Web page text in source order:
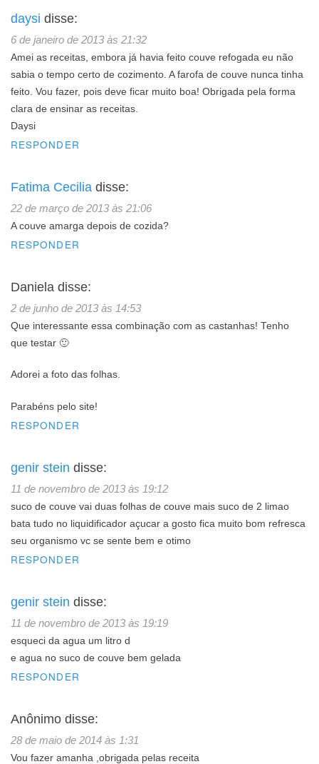
daysi disse:
6 de janeiro de 2013 às 21:32
Amei as receitas, embora já havia feito couve refogada eu não
sabia o tempo certo de cozimento. A farofa de couve nunca tinha
feito. Vou fazer, pois deve ficar muito boa! Obrigada pela forma
clara de ensinar as receitas.
Daysi
RESPONDER
Fatima Cecilia disse:
22 de março de 2013 às 21:06
A couve amarga depois de cozida?
RESPONDER
Daniela disse:
2 de junho de 2013 às 14:53
Que interessante essa combinação com as castanhas! Tenho
que testar 🙂
Adorei a foto das folhas.
Parabéns pelo site!
RESPONDER
genir stein disse:
11 de novembro de 2013 às 19:12
suco de couve vai duas folhas de couve mais suco de 2 limao
bata tudo no liquidificador açucar a gosto fica muito bom refresca
seu organismo vc se sente bem e otimo
RESPONDER
genir stein disse:
11 de novembro de 2013 às 19:19
esqueci da agua um litro d
e agua no suco de couve bem gelada
RESPONDER
Anônimo disse:
28 de maio de 2014 às 1:31
Vou fazer amanha ,obrigada pelas receita